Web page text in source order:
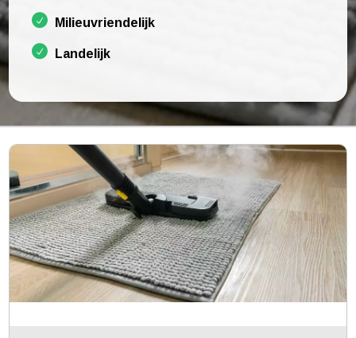
Milieuvriendelijk
Landelijk